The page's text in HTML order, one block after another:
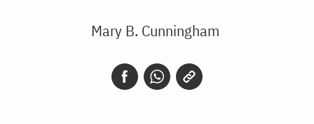
Mary B. Cunningham